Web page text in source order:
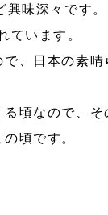
味深々です。
ています。
、日本の素
頃なので、
頃です。